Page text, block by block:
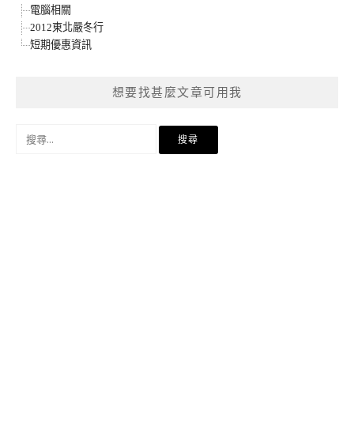
電腦相關
2012東北嚴冬行
短期優惠資訊
想要找甚麼文章可用我